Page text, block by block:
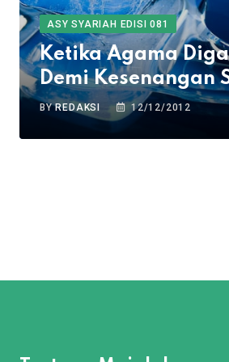
ASY SYARIAH EDISI 081
Ketika Agama
Demi Kesenangan
BYREDAKSI 12/12/2012